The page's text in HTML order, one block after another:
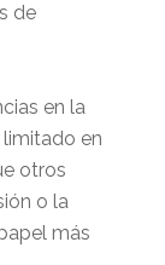
de
en la
en
otros
o la
más